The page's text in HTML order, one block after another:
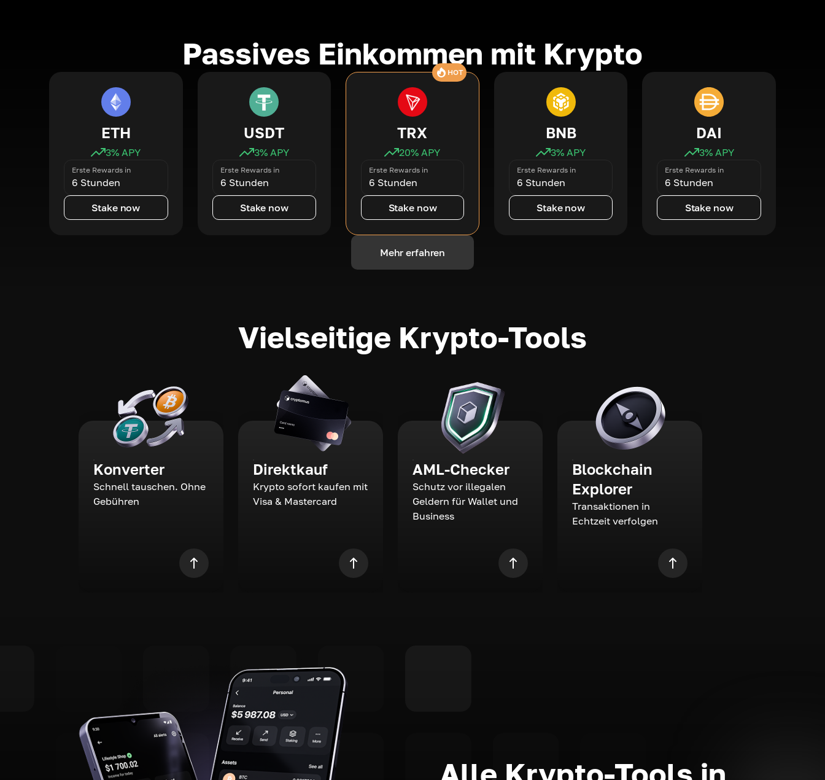
Passives Einkommen mit Krypto
ETH
3% APY
Erste Rewards in
6 Stunden
Stake now
USDT
3% APY
Erste Rewards in
6 Stunden
Stake now
HOT
TRX
20% APY
Erste Rewards in
6 Stunden
Stake now
BNB
3% APY
Erste Rewards in
6 Stunden
Stake now
DAI
3% APY
Erste Rewards in
6 Stunden
Stake now
Mehr erfahren
Vielseitige Krypto-Tools
Konverter
Schnell tauschen. Ohne
Gebühren
Direktkauf
Krypto sofort kaufen mit
Visa & Mastercard
AML-Checker
Schutz vor illegalen
Geldern für Wallet und
Business
Blockchain
Explorer
Transaktionen in
Echtzeit verfolgen